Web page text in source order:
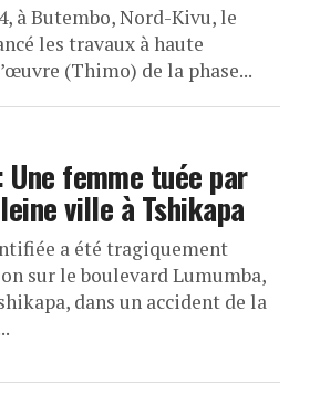
à Butembo, Nord-Kivu, le
les travaux à haute
(Thimo) de la phase...
femme tuée par
ville à Tshikapa
a été tragiquement
sur le boulevard Lumumba,
dans un accident de la